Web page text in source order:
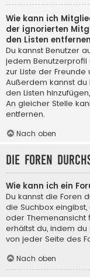
Wie kann ich
der ignorierten
den Listen
Du kannst Benutzer
jedem Benutzerprofil
zur Liste der
Außerdem kannst du
den Listen
An gleicher Stelle
entfernen.
Nach oben
Die Foren
Wie kann ich ein
Du kannst die Foren
die Suchbox
oder Themenansicht
erhältst du, indem du
von jeder Seite des
Nach oben